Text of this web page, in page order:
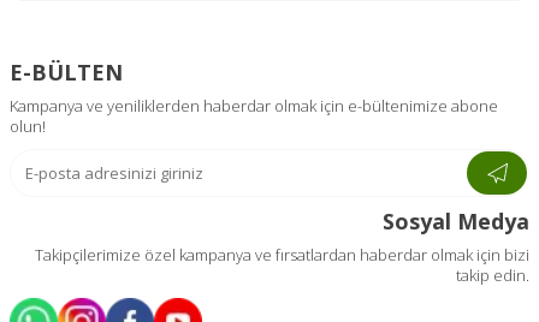
E-BÜLTEN
Kampanya ve yeniliklerden haberdar olmak için e-bültenimize abone
olun!
Sosyal Medya
Takipçilerimize özel kampanya ve fırsatlardan haberdar olmak için bizi
takip edin.